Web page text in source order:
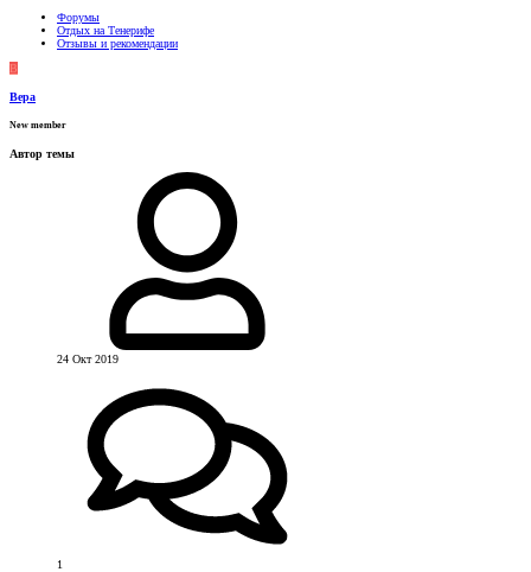
Форумы
Отдых на Тенерифе
Отзывы и рекомендации
В
Вера
New member
Автор темы
24 Окт 2019
1